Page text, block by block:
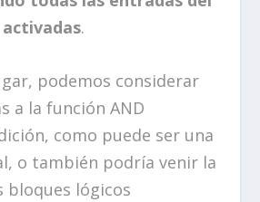
.
podemos considerar
a la función AND
como puede ser una
o también podría venir la
bloques lógicos